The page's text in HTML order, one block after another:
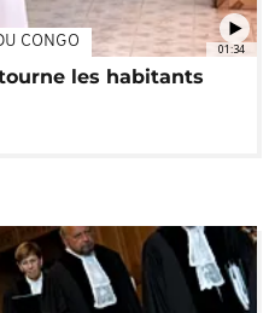
01:34
CONGO
les habitants